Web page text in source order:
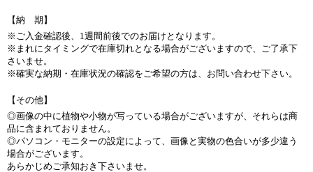
【納 期】
※ご入金確認後、1週間前後でのお届けとなります。
※まれにタイミングで在庫切れとなる場合がございますので、ご了承下
さいませ。
※確実な納期・在庫状況の確認をご希望の方は、お問い合わせ下さい。
【その他】
◎画像の中に植物や小物が写っている場合がございますが、それらは商
品に含まれておりません。
◎パソコン・モニターの設定によって、画像と実物の色合いが多少違う
場合がございます。
あらかじめご承知おき下さいませ。